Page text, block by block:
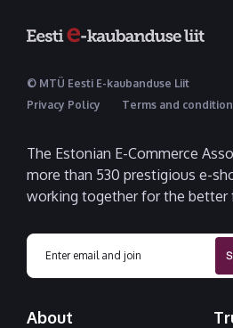
© MTÜ Eesti E-kaubanduse Liit
Privacy Policy
Terms and
The Estonian E-Commerce
more than 530 prestigious e-
working together for the better
About